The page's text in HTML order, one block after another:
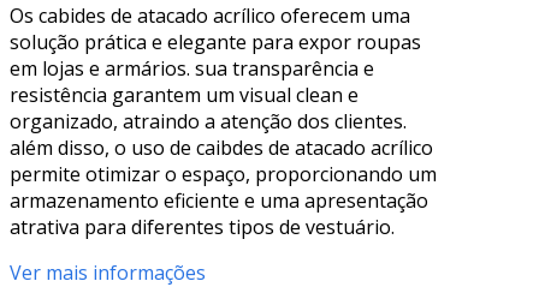
Os cabides de atacado acrílico oferecem uma
solução prática e elegante para expor roupas
em lojas e armários. sua transparência e
resistência garantem um visual clean e
organizado, atraindo a atenção dos clientes.
além disso, o uso de caibdes de atacado acrílico
permite otimizar o espaço, proporcionando um
armazenamento eficiente e uma apresentação
atrativa para diferentes tipos de vestuário.
Ver mais informações